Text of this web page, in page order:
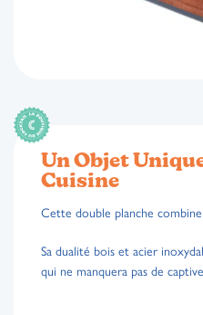
Un Objet
Cuisine
Cette double planche
Sa dualité bois et acier
qui ne manquera pas de